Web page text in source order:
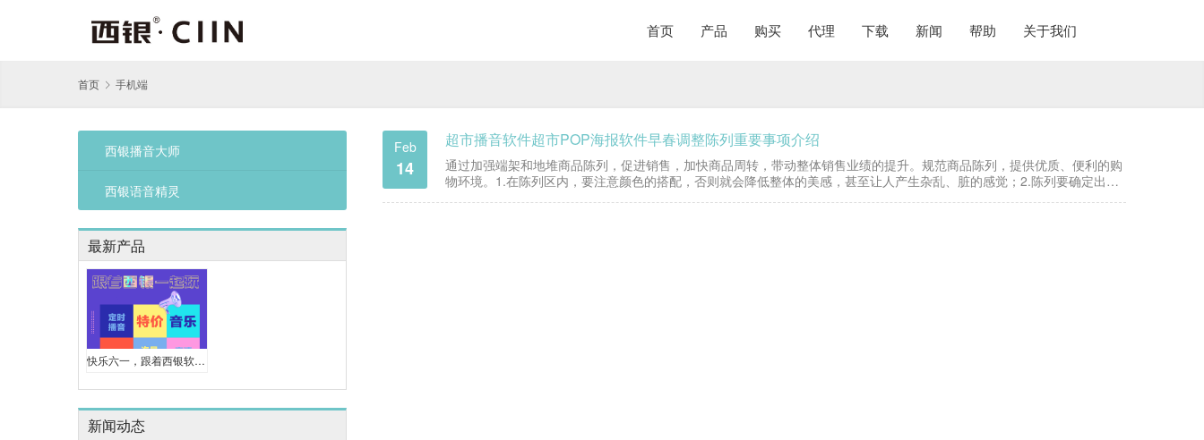
首页 产品 购买 代理 下载 新闻 帮助 关于我们
首页 手机端
西银播音大师
西银语音精灵
最新产品
快乐六一，跟着西银软件一起疯狂玩促销
新闻动态
Feb
14
超市播音软件超市POP海报软件早春调整陈列重要事项介绍
通过加强端架和地堆商品陈列，促进销售，加快商品周转，带动整体销售业绩的提升。规范商品陈列，提供优质、便利的购
物环境。1.在陈列区内，要注意颜色的搭配，否则就会降低整体的美感，甚至让人产生杂乱、脏的感觉；2.陈列要确定出陈